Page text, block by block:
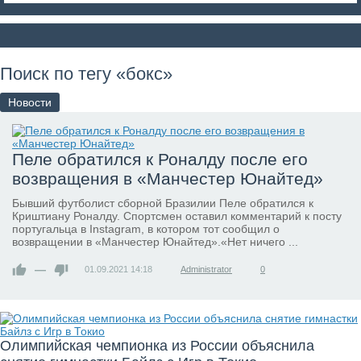
Поиск по тегу «бокс»
Новости
Пеле обратился к Роналду после его
возвращения в «Манчестер Юнайтед»
Бывший футболист сборной Бразилии Пеле обратился к
Криштиану Роналду. Спортсмен оставил комментарий к посту
португальца в Instagram, в котором тот сообщил о
возвращении в «Манчестер Юнайтед».«Нет ничего ...
— 01.09.2021 14:18 Administrator 0
Олимпийская чемпионка из России объяснила